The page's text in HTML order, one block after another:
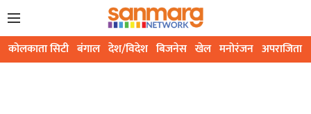
कोलकाता सिटी बंगाल देश/विदेश बिजनेस खेल मनोरंजन अपराजिता